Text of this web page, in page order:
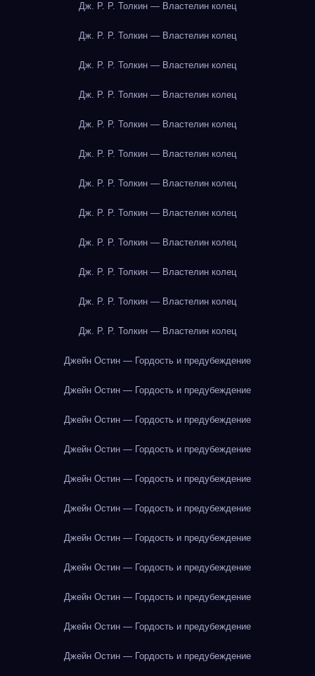
Дж. Р. Р. Толкин — Властелин колец
Дж. Р. Р. Толкин — Властелин колец
Дж. Р. Р. Толкин — Властелин колец
Дж. Р. Р. Толкин — Властелин колец
Дж. Р. Р. Толкин — Властелин колец
Дж. Р. Р. Толкин — Властелин колец
Дж. Р. Р. Толкин — Властелин колец
Дж. Р. Р. Толкин — Властелин колец
Дж. Р. Р. Толкин — Властелин колец
Дж. Р. Р. Толкин — Властелин колец
Дж. Р. Р. Толкин — Властелин колец
Дж. Р. Р. Толкин — Властелин колец
Джейн Остин — Гордость и предубеждение
Джейн Остин — Гордость и предубеждение
Джейн Остин — Гордость и предубеждение
Джейн Остин — Гордость и предубеждение
Джейн Остин — Гордость и предубеждение
Джейн Остин — Гордость и предубеждение
Джейн Остин — Гордость и предубеждение
Джейн Остин — Гордость и предубеждение
Джейн Остин — Гордость и предубеждение
Джейн Остин — Гордость и предубеждение
Джейн Остин — Гордость и предубеждение